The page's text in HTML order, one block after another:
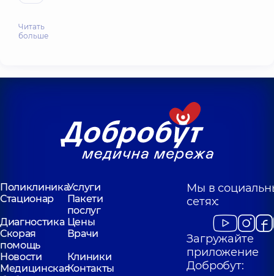
Читать
больше
ПоликлиникаУслуги
Стационар
Пакети
послуг
Диагностика Цены
Скорая
помощь
Врачи
Новости
Клиники
МедицинскаяКонтакты
Мы в
сетях:
Загружайте
приложение
Добробут: